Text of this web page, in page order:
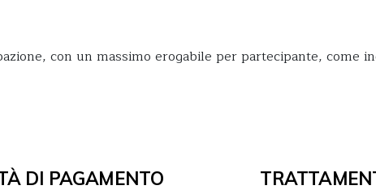
con un massimo erogabile per partecipante, come
DI PAGAMENTO